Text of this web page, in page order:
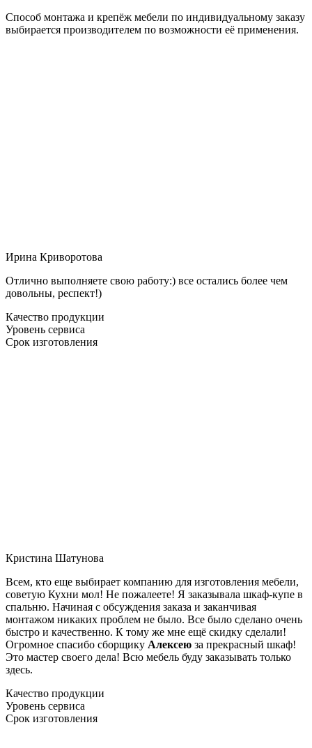
Способ монтажа и крепёж мебели по индивидуальному заказу
выбирается производителем по возможности её применения.
Ирина Криворотова
Отлично выполняете свою работу:) все остались более чем
довольны, респект!)
Качество продукции
Уровень сервиса
Срок изготовления
Кристина Шатунова
Всем, кто еще выбирает компанию для изготовления мебели,
советую Кухни мол! Не пожалеете! Я заказывала шкаф-купе в
спальню. Начиная с обсуждения заказа и заканчивая
монтажом никаких проблем не было. Все было сделано очень
быстро и качественно. К тому же мне ещё скидку сделали!
Огромное спасибо сборщику Алексею за прекрасный шкаф!
Это мастер своего дела! Всю мебель буду заказывать только
здесь.
Качество продукции
Уровень сервиса
Срок изготовления